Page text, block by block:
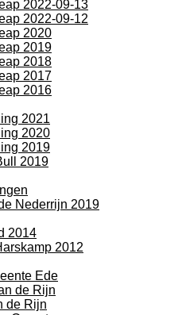
2022-09-13
2022-09-12
2020
2019
2018
2017
2016
2021
2020
2019
2019
Nederrijn 2019
2014
2012
Ede
de Rijn
de Rijn